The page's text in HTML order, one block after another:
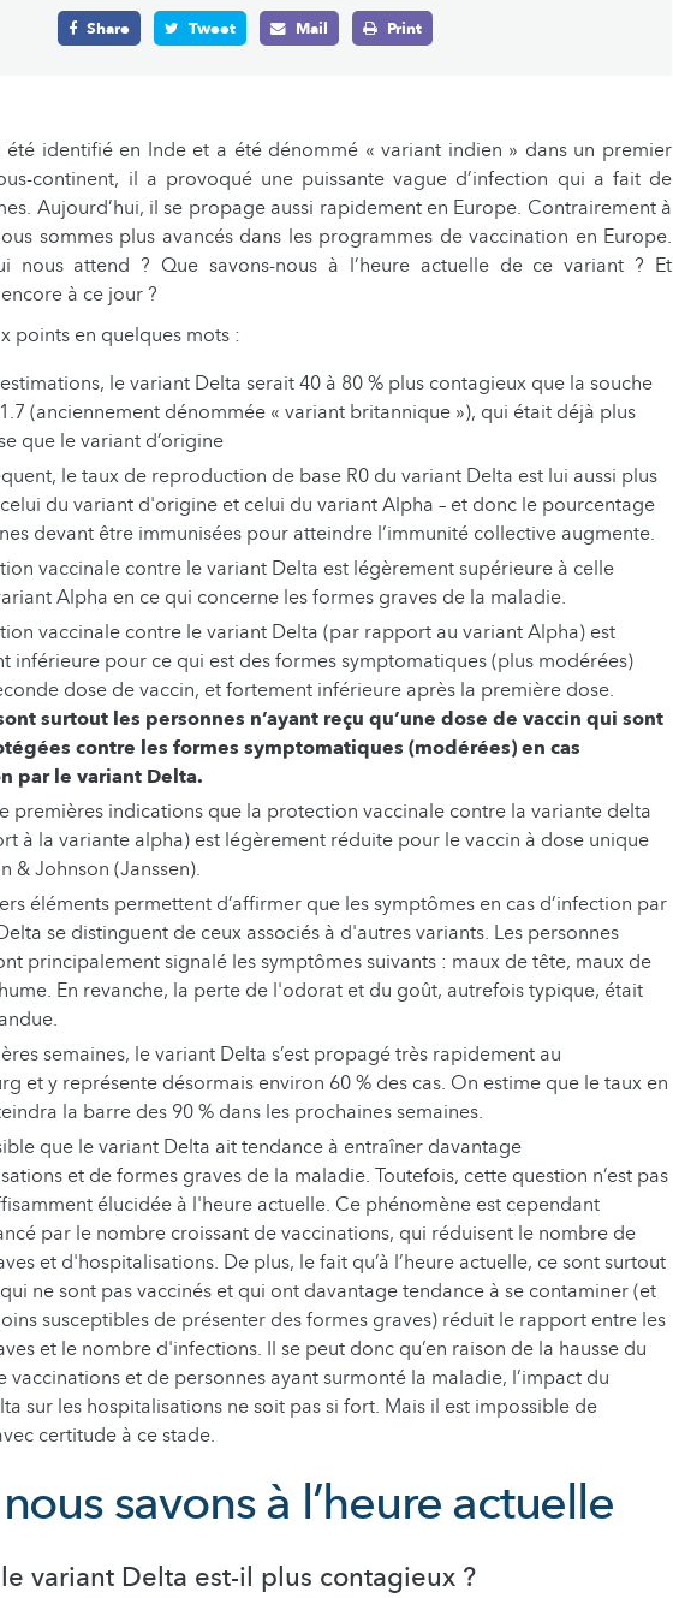
Share Tweet Mail Print
été identifié en Inde et a été dénommé « variant indien » dans un premier
continent, il a provoqué une puissante vague d’infection qui a fait de
Aujourd’hui, il se propage aussi rapidement en Europe. Contrairement à
sommes plus avancés dans les programmes de vaccination en Europe.
nous attend ? Que savons-nous à l’heure actuelle de ce variant ? Et
à ce jour ?
points en quelques mots :
le variant Delta serait 40 à 80 % plus contagieux que la souche
(anciennement dénommée « variant britannique »), qui était déjà plus
que le variant d’origine
le taux de reproduction de base R0 du variant Delta est lui aussi plus
du variant d'origine et celui du variant Alpha – et donc le pourcentage
devant être immunisées pour atteindre l’immunité collective augmente.
vaccinale contre le variant Delta est légèrement supérieure à celle
Alpha en ce qui concerne les formes graves de la maladie.
vaccinale contre le variant Delta (par rapport au variant Alpha) est
inférieure pour ce qui est des formes symptomatiques (plus modérées)
dose de vaccin, et fortement inférieure après la première dose.
surtout les personnes n’ayant reçu qu’une dose de vaccin qui sont
contre les formes symptomatiques (modérées) en cas
par le variant Delta.
premières indications que la protection vaccinale contre la variante delta
à la variante alpha) est légèrement réduite pour le vaccin à dose unique
& Johnson (Janssen).
éléments permettent d’affirmer que les symptômes en cas d’infection par
se distinguent de ceux associés à d'autres variants. Les personnes
principalement signalé les symptômes suivants : maux de tête, maux de
En revanche, la perte de l'odorat et du goût, autrefois typique, était
semaines, le variant Delta s’est propagé très rapidement au
et y représente désormais environ 60 % des cas. On estime que le taux en
la barre des 90 % dans les prochaines semaines.
que le variant Delta ait tendance à entraîner davantage
et de formes graves de la maladie. Toutefois, cette question n’est pas
élucidée à l'heure actuelle. Ce phénomène est cependant
par le nombre croissant de vaccinations, qui réduisent le nombre de
et d'hospitalisations. De plus, le fait qu’à l’heure actuelle, ce sont surtout
ne sont pas vaccinés et qui ont davantage tendance à se contaminer (et
susceptibles de présenter des formes graves) réduit le rapport entre les
et le nombre d'infections. Il se peut donc qu’en raison de la hausse du
vaccinations et de personnes ayant surmonté la maladie, l’impact du
sur les hospitalisations ne soit pas si fort. Mais il est impossible de
certitude à ce stade.
savons à l’heure actuelle
variant Delta est-il plus contagieux ?